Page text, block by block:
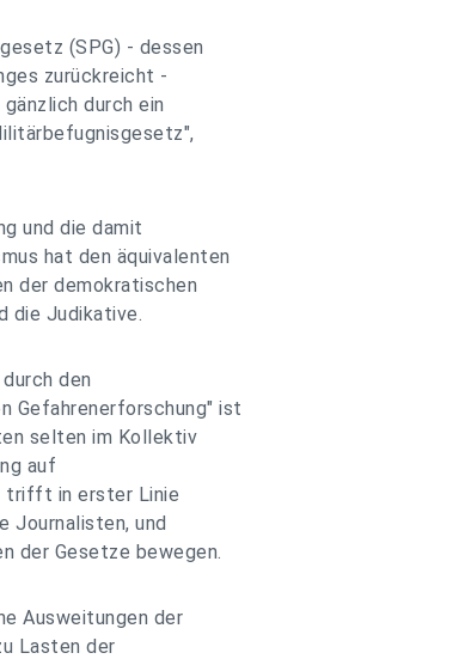
(SPG) - dessen
zurückreicht -
durch ein
und die damit
hat den äquivalenten
der demokratischen
die Judikative.
den
Gefahrenerforschung" ist
selten im Kollektiv
auf
trifft in erster Linie
Journalisten, und
der Gesetze bewegen.
Ausweitungen der
Lasten der